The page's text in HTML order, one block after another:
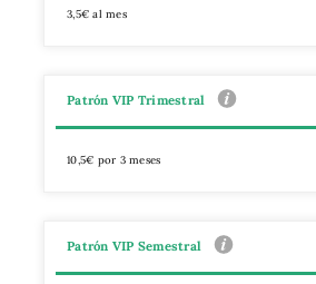
3,5€ al mes
Patrón VIP Trimestral
10,5€ por 3 meses
Patrón VIP Semestral